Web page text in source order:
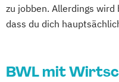
zu jobben. Allerdings
dass du dich
BWL mit